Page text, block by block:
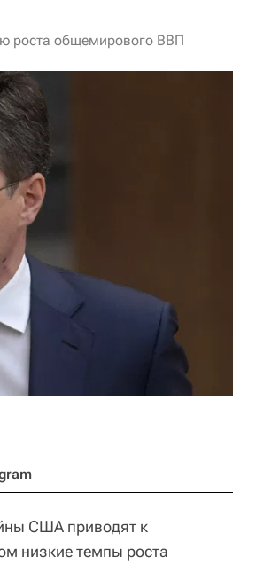
роста общемирового ВВП
США приводят к
низкие темпы роста